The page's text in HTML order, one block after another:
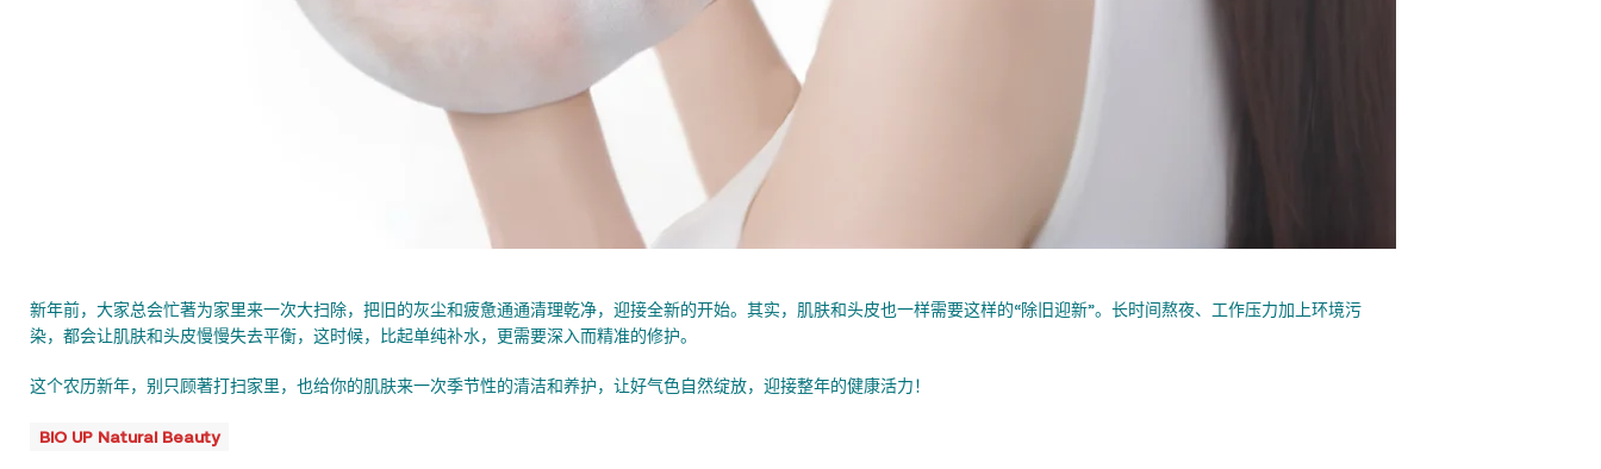
新年前，大家总会忙著为家里来一次大扫除，把旧的灰尘和疲惫通通清理乾净，迎接全新的开始。其实，肌肤和头皮也一样需要这样的“除旧迎新”。长时间熬夜、工作压力加上环境污
染，都会让肌肤和头皮慢慢失去平衡，这时候，比起单纯补水，更需要深入而精准的修护。
这个农历新年，别只顾著打扫家里，也给你的肌肤来一次季节性的清洁和养护，让好气色自然绽放，迎接整年的健康活力！
BIO UP Natural Beauty